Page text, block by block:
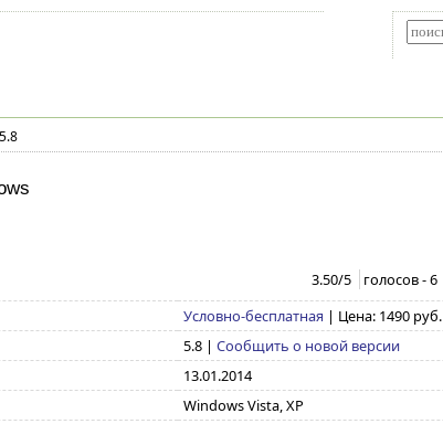
3.50/5 голосов -6
Условно-бесплатная | Цена: 1490 руб.
5.8| Сообщить о новой версии
13.01.2014
Windows Vista, XP